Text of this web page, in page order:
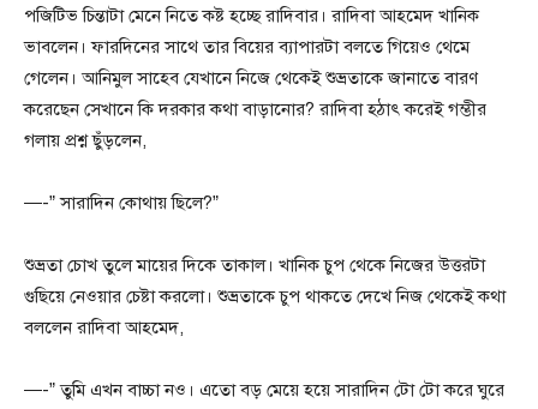
পজিটিভ চিন্তাটা মেনে নিতে কষ্ট হচ্ছে রাদিবার। রাদিবা আহমেদ খানিক
ভাবলেন। ফারদিনের সাথে তার বিয়ের ব্যাপারটা বলতে গিয়েও থেমে
গেলেন। আনিমুল সাহেব যেখানে নিজে থেকেই শুভ্রতাকে জানাতে বারণ
করেছেন সেখানে কি দরকার কথা বাড়ানোর? রাদিবা হঠাৎ করেই গম্ভীর
গলায় প্রশ্ন ছুঁড়লেন,
—-” সারাদিন কোথায় ছিলে?”
শুভ্রতা চোখ তুলে মায়ের দিকে তাকাল। খানিক চুপ থেকে নিজের উত্তরটা
গুছিয়ে নেওয়ার চেষ্টা করলো। শুভ্রতাকে চুপ থাকতে দেখে নিজ থেকেই কথা
বললেন রাদিবা আহমেদ,
—-” তুমি এখন বাচ্চা নও। এতো বড় মেয়ে হয়ে সারাদিন টো টো করে ঘুরে